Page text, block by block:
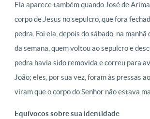
Ela aparece também quando José de
corpo de Jesus no sepulcro, que fora
pedra. Foi ela, depois do sábado, na
da semana, quem voltou ao sepulcro e
pedra havia sido removida e correu para
João; eles, por sua vez, foram às pressas
viram que o corpo do Senhor não estava
Equívocos sobre sua identidade